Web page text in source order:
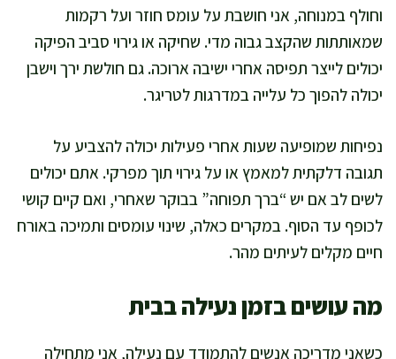
וחולף במנוחה, אני חושבת על עומס חוזר ועל רקמות
שמאותתות שהקצב גבוה מדי. שחיקה או גירוי סביב הפיקה
יכולים לייצר תפיסה אחרי ישיבה ארוכה. גם חולשת ירך וישבן
יכולה להפוך כל עלייה במדרגות לטריגר.
נפיחות שמופיעה שעות אחרי פעילות יכולה להצביע על
תגובה דלקתית למאמץ או על גירוי תוך מפרקי. אתם יכולים
לשים לב אם יש “ברך תפוחה” בבוקר שאחרי, ואם קיים קושי
לכופף עד הסוף. במקרים כאלה, שינוי עומסים ותמיכה באורח
חיים מקלים לעיתים מהר.
מה עושים בזמן נעילה בבית
כשאני מדריכה אנשים להתמודד עם נעילה, אני מתחילה